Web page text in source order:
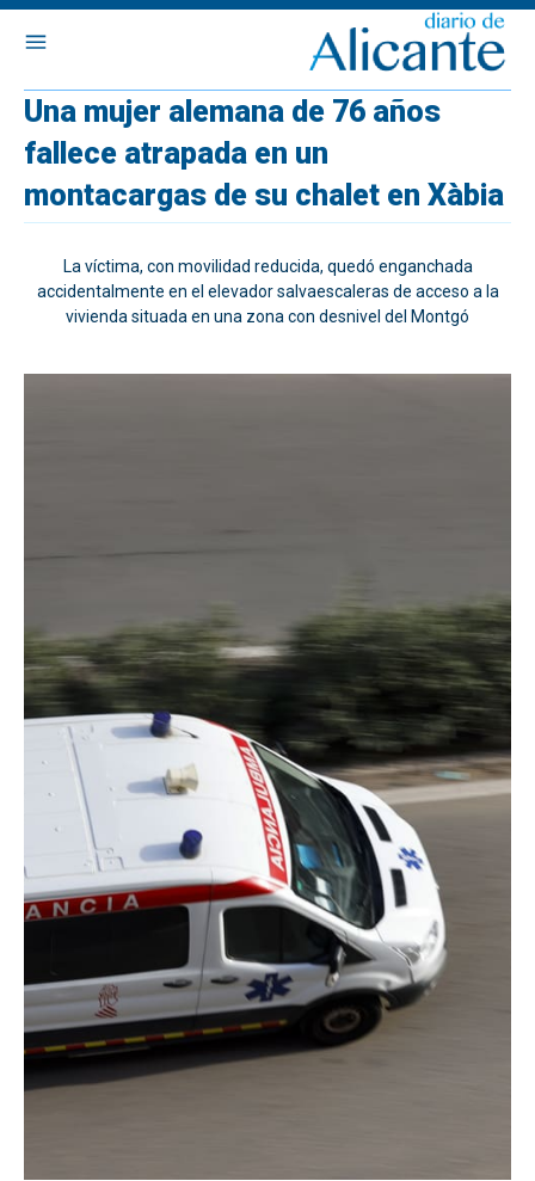
Una mujer alemana de 76 años
fallece atrapada en un
montacargas de su chalet en Xàbia
La víctima, con movilidad reducida, quedó enganchada
accidentalmente en el elevador salvaescaleras de acceso a la
vivienda situada en una zona con desnivel del Montgó